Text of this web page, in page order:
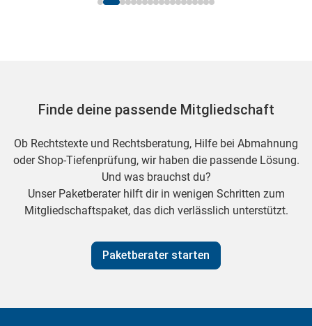
Finde deine passende Mitgliedschaft
Ob Rechtstexte und Rechtsberatung, Hilfe bei Abmahnung
oder Shop-Tiefenprüfung, wir haben die passende Lösung.
Und was brauchst du?
Unser Paketberater hilft dir in wenigen Schritten zum
Mitgliedschaftspaket, das dich verlässlich unterstützt.
Paketberater starten